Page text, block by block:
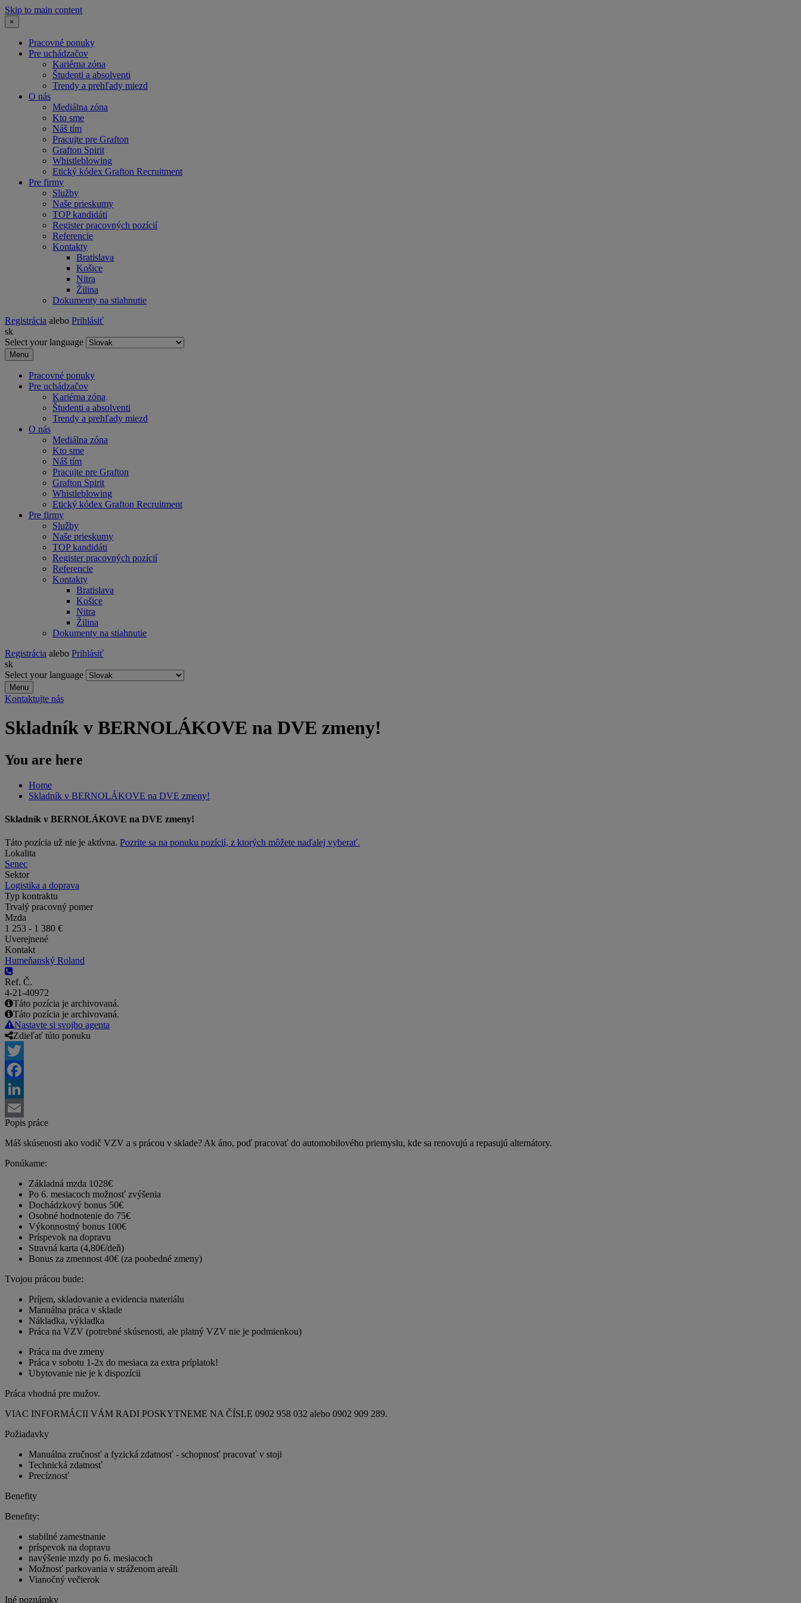
Skip to main content
×
Pracovné ponuky
Pre uchádzačov
Kariérna zóna
Študenti a absolventi
Trendy a prehľady miezd
O nás
Mediálna zóna
Kto sme
Náš tím
Pracujte pre Grafton
Grafton Spirit
Whistleblowing
Etický kódex Grafton Recruitment
Pre firmy
Služby
Naše prieskumy
TOP kandidáti
Register pracovných pozícií
Referencie
Kontakty
Bratislava
Košice
Nitra
Žilina
Dokumenty na stiahnutie
Registrácia alebo Prihlásiť
sk
Select your language
Menu
Pracovné ponuky
Pre uchádzačov
Kariérna zóna
Študenti a absolventi
Trendy a prehľady miezd
O nás
Mediálna zóna
Kto sme
Náš tím
Pracujte pre Grafton
Grafton Spirit
Whistleblowing
Etický kódex Grafton Recruitment
Pre firmy
Služby
Naše prieskumy
TOP kandidáti
Register pracovných pozícií
Referencie
Kontakty
Bratislava
Košice
Nitra
Žilina
Dokumenty na stiahnutie
Registrácia alebo Prihlásiť
sk
Select your language
Menu
Kontaktujte nás
Skladník v BERNOLÁKOVE na DVE zmeny!
You are here
Home
Skladník v BERNOLÁKOVE na DVE zmeny!
Skladník v BERNOLÁKOVE na DVE zmeny!
Táto pozícia už nie je aktívna. Pozrite sa na ponuku pozícií, z ktorých môžete naďalej vyberať.
Lokalita
Senec
Sektor
Logistika a doprava
Typ kontraktu
Trvalý pracovný pomer
Mzda
1 253 - 1 380 €
Uverejnené
Kontakt
Humeňanský Roland
Ref. Č.
4-21-40972
Táto pozícia je archivovaná.
Táto pozícia je archivovaná.
Nastavte si svojho agenta
Zdieľať túto ponuku
Twitter
Facebook
LinkedIn
Email
Popis práce
Máš skúsenosti ako vodič VZV a s prácou v sklade? Ak áno, poď pracovať do automobilového priemyslu, kde sa renovujú a repasujú alternátory.
Ponúkame:
Základná mzda 1028€
Po 6. mesiacoch možnosť zvýšenia
Dochádzkový bonus 50€
Osobné hodnotenie do 75€
Výkonnostný bonus 100€
Príspevok na dopravu
Stravná karta (4,80€/deň)
Bonus za zmennost 40€ (za poobedné zmeny)
Tvojou prácou bude:
Príjem, skladovanie a evidencia materiálu
Manuálna práca v sklade
Nákladka, výkladka
Práca na VZV (potrebné skúsenosti, ale platný VZV nie je podmienkou)
Práca na dve zmeny
Práca v sobotu 1-2x do mesiaca za extra príplatok!
Ubytovanie nie je k dispozícii
Práca vhodná pre mužov.
VIAC INFORMÁCII VÁM RADI POSKYTNEME NA ČÍSLE 0902 958 032 alebo 0902 909 289.
Požiadavky
Manuálna zručnosť a fyzická zdatnosť - schopnosť pracovať v stoji
Technická zdatnosť
Precíznosť
Benefity
Benefity:
stabilné zamestnanie
príspevok na dopravu
navýšenie mzdy po 6. mesiacoch
Možnosť parkovania v stráženom areáli
Vianočný večierok
Iné poznámky